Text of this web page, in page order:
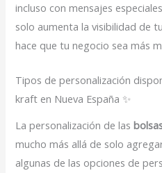
incluso con mensajes
solo aumenta la visibilidad de
hace que tu negocio sea más
Tipos de personalización
kraft en Nueva España ✨
La personalización de las
mucho más allá de solo
algunas de las opciones de